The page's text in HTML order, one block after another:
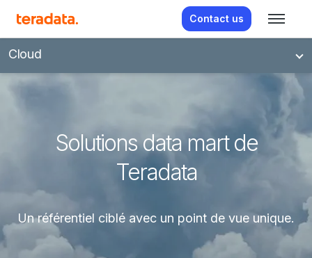
Contact us
Cloud
Solutions data mart de
Teradata
Un référentiel ciblé avec un point de vue unique.